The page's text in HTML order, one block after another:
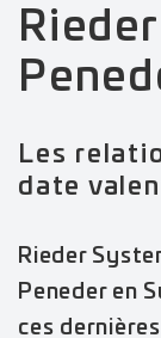
Les
date
Rieder
Peneder en
ces